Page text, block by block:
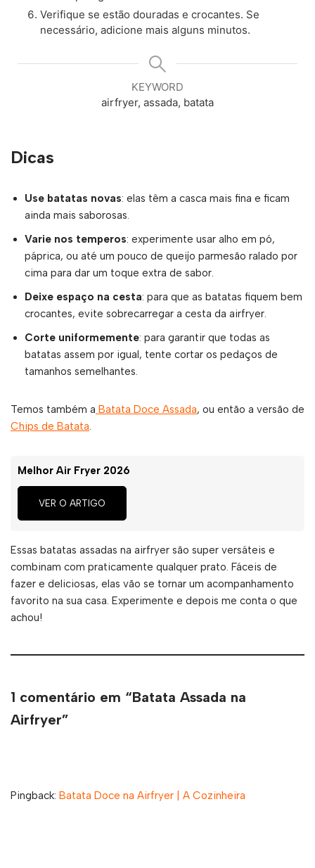
Verifique se estão douradas e crocantes. Se
necessário, adicione mais alguns minutos.
KEYWORD
airfryer, assada, batata
Dicas
Use batatas novas: elas têm a casca mais fina e ficam
ainda mais saborosas.
Varie nos temperos: experimente usar alho em pó,
páprica, ou até um pouco de queijo parmesão ralado por
cima para dar um toque extra de sabor.
Deixe espaço na cesta: para que as batatas fiquem bem
crocantes, evite sobrecarregar a cesta da airfryer.
Corte uniformemente: para garantir que todas as
batatas assem por igual, tente cortar os pedaços de
tamanhos semelhantes.
Temos também a Batata Doce Assada, ou então a versão de
Chips de Batata
Melhor Air Fryer 2026
VER O ARTIGO
Essas batatas assadas na airfryer são super versáteis e
combinam com praticamente qualquer prato. Fáceis de
fazer e deliciosas, elas vão se tornar um acompanhamento
favorito na sua casa. Experimente e depois me conta o que
achou!
1 comentário em “Batata Assada na
Airfryer”
Pingback: Batata Doce na Airfryer | A Cozinheira